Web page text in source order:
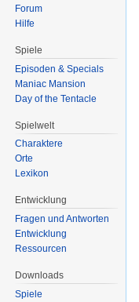
Forum
Hilfe
Spiele
Episoden & Specials
Maniac Mansion
Day of the Tentacle
Spielwelt
Charaktere
Orte
Lexikon
Entwicklung
Fragen und Antworten
Entwicklung
Ressourcen
Downloads
Spiele